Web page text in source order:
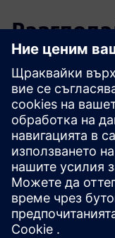
ресурси
QuantumCloud